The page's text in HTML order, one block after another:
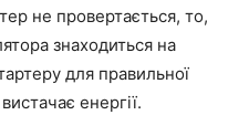
не провертається, то,
знаходиться на
для правильної
енергії.